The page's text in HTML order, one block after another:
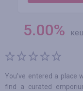
5.00%
You’ve entered a place
find a curated